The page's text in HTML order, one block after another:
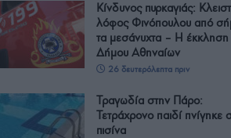
Κίνδυνος πυρκαγιάς:
λόφος Φινόπουλου από
τα μεσάνυχτα – Η έκκληση
Δήμου Αθηναίων
26 δευτερόλεπτα πριν
Τραγωδία στην Πάρο:
Τετράχρονο παιδί πνίγηκε
πισίνα